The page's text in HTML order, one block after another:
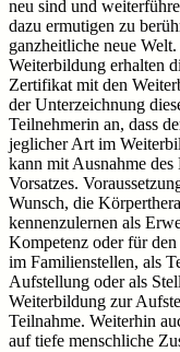
neu sind und
dazu ermutigen zu
ganzheitliche neue
Weiterbildung erhalten
Zertifikat mit den
der Unterzeichnung
Teilnehmerin an, dass
jeglicher Art im
kann mit Ausnahme
Vorsatzes.
Wunsch, die
kennenzulernen als
Kompetenz oder für
im Familienstellen, als
Aufstellung oder als
Weiterbildung zur
Teilnahme. Weiterhin
auf tiefe menschliche